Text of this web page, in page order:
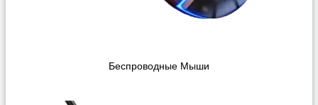
Беспроводные Мыши